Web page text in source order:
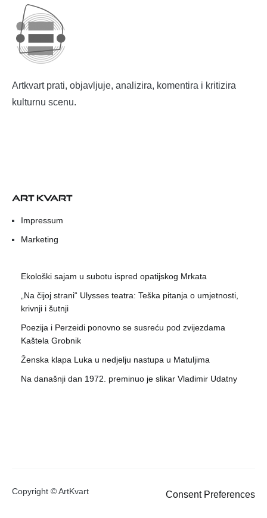
Artkvart prati, objavljuje, analizira, komentira i kritizira
kulturnu scenu.
ART KVART
Impressum
Marketing
Ekološki sajam u subotu ispred opatijskog Mrkata
„Na čijoj strani“ Ulysses teatra: Teška pitanja o umjetnosti,
krivnji i šutnji
Poezija i Perzeidi ponovno se susreću pod zvijezdama
Kaštela Grobnik
Ženska klapa Luka u nedjelju nastupa u Matuljima
Na današnji dan 1972. preminuo je slikar Vladimir Udatny
Copyright © ArtKvart Consent Preferences